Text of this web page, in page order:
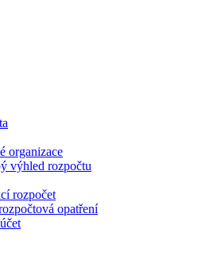
organizace
výhled rozpočtu
rozpočet
opatření